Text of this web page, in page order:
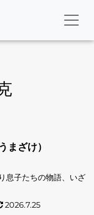
まざけ）
息子たちの物語、いざ
2026.7.25